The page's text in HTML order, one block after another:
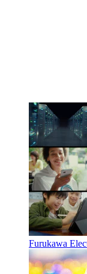
Furukawa